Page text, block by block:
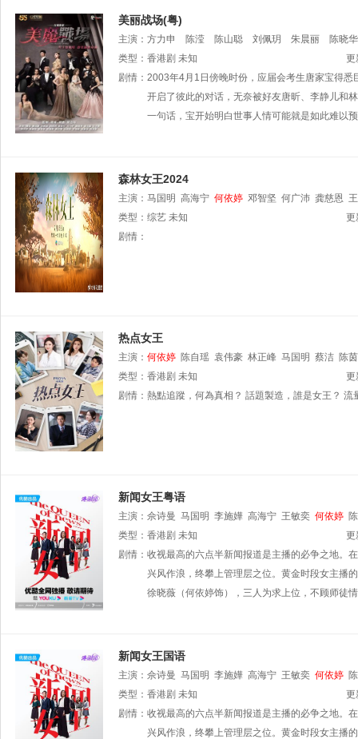
美丽战场(粤)
主演： 方力申 陈滢 陈山聪 刘佩玥 朱晨丽
陈晓华
坚
董敬文 吴家乐 张驰豪
类型： 香港剧 未知
更
剧情： 2003年4月1日傍晚时份，应届会考生唐家宝得
开启了彼此的对话，无奈被好友唐昕、李静儿和
一句话，宝开始明白世事人情可能就是如此难
森林女王2024
主演： 马国明 高海宁 何依婷 邓智坚 何广沛 龚慈恩
类型： 综艺 未知
更
剧情：
热点女王
主演： 何依婷 陈自瑶 袁伟豪 林正峰 马国明 蔡洁 陈
类型： 香港剧 未知
更
剧情： 熱點追蹤，何為真相？ 話題製造，誰是女王？
新闻女王粤语
主演： 佘诗曼 马国明 李施嬅 高海宁 王敏奕 何依婷
安 张诗欣 林伟 路芙
罗毓仪
刘颂鹏 胡美贻 刘家聪 罗雪妍 孔德贤 蔡国威
黄浩霆 容羨媛 邓永健
类型： 香港剧 未知
更
剧情： 收视最高的六点半新闻报道是主播的必争之地。
兴风作浪，终攀上管理层之位。黄金时段女主播
徐晓薇（何依婷饰），三人为求上位，不顾师徒
新闻女王国语
主演： 佘诗曼 马国明 李施嬅 高海宁 王敏奕 何依婷
安 张诗欣 林伟 路芙
罗毓仪
刘颂鹏 胡美贻 刘家聪 罗雪妍 孔德贤 蔡国威
黄浩霆 容羨媛 邓永健
类型： 香港剧 未知
更
剧情： 收视最高的六点半新闻报道是主播的必争之地。
兴风作浪，终攀上管理层之位。黄金时段女主播